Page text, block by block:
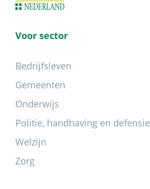
Voor sector
Bedrijfsleven
Gemeenten
Onderwijs
Politie, handhaving en defensie
Welzijn
Zorg